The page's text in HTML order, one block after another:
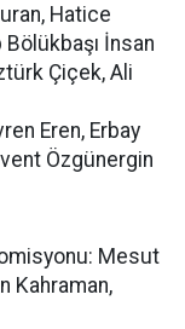
Hatice
İnsan
Çiçek, Ali
Eren, Erbay
Özgünergin
Mesut
Kahraman,